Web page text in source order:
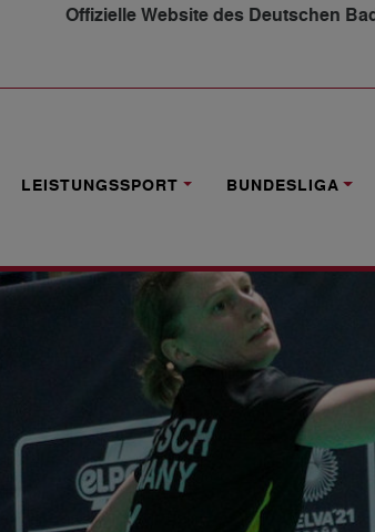
Offizielle Website des Deutschen
LEISTUNGSSPORT BUNDESLIGA